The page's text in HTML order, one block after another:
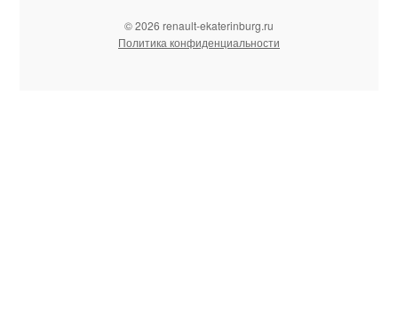
© 2026 renault-ekaterinburg.ru
Политика конфиденциальности